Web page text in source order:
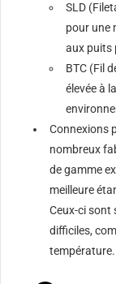
SLD
pour une
aux puits
BTC (Fil
élevée à
Connexions
nombreux
de gamme
meilleure
Ceux-ci sont
difficiles,
température.